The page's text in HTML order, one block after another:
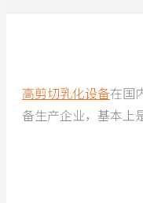
高剪切乳化设备在国
备生产企业，基本上